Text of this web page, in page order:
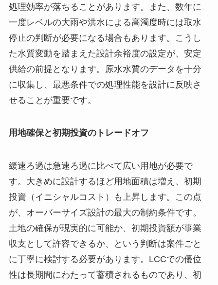
処理効率が落ちることがあります。また、数年に
一度レベルの大雨や洪水による高濁度時には取水
停止の判断が必要になる場合もあります。こうし
た水質変動を踏まえた設計余裕度の設定が、安定
供給の前提となります。原水水質のデータを十分
に収集し、最悪条件での処理性能を設計に反映さ
せることが重要です。
用地確保と初期投資のトレードオフ
緩速ろ過は急速ろ過に比べて広い用地が必要で
す。大きめに設計するほど用地面積は増え、初期
投資（イニシャルコスト）も上昇します。この点
が、オーバーサイズ設計の最大の制約条件です。
土地の確保が現実的に可能か、初期投資額が事業
収支として許容できるか、という判断は案件ごと
に丁寧に検討する必要があります。LCCでの優位
性は長期間にわたって蓄積されるものであり、初